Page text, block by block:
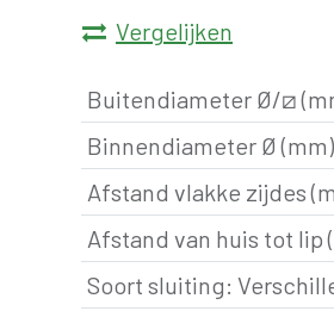
Vergelijken
Buitendiameter Ø/⧄
Binnendiameter Ø (mm)
Afstand vlakke zijdes
Afstand van huis tot lip
Soort sluiting: